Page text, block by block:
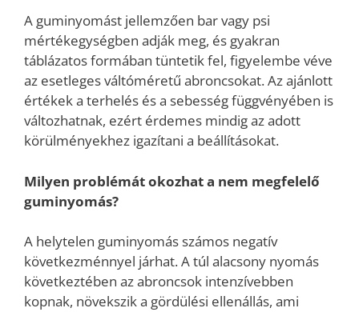
A guminyomást jellemzően bar vagy psi
mértékegységben adják meg, és gyakran
táblázatos formában tüntetik fel, figyelembe véve
az esetleges váltóméretű abroncsokat. Az ajánlott
értékek a terhelés és a sebesség függvényében is
változhatnak, ezért érdemes mindig az adott
körülményekhez igazítani a beállításokat.
Milyen problémát okozhat a nem megfelelő
guminyomás?
A helytelen guminyomás számos negatív
következménnyel járhat. A túl alacsony nyomás
következtében az abroncsok intenzívebben
kopnak, növekszik a gördülési ellenállás, ami